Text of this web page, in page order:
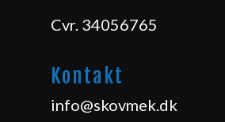
Cvr. 34056765
Kontakt
info@skovmek.dk